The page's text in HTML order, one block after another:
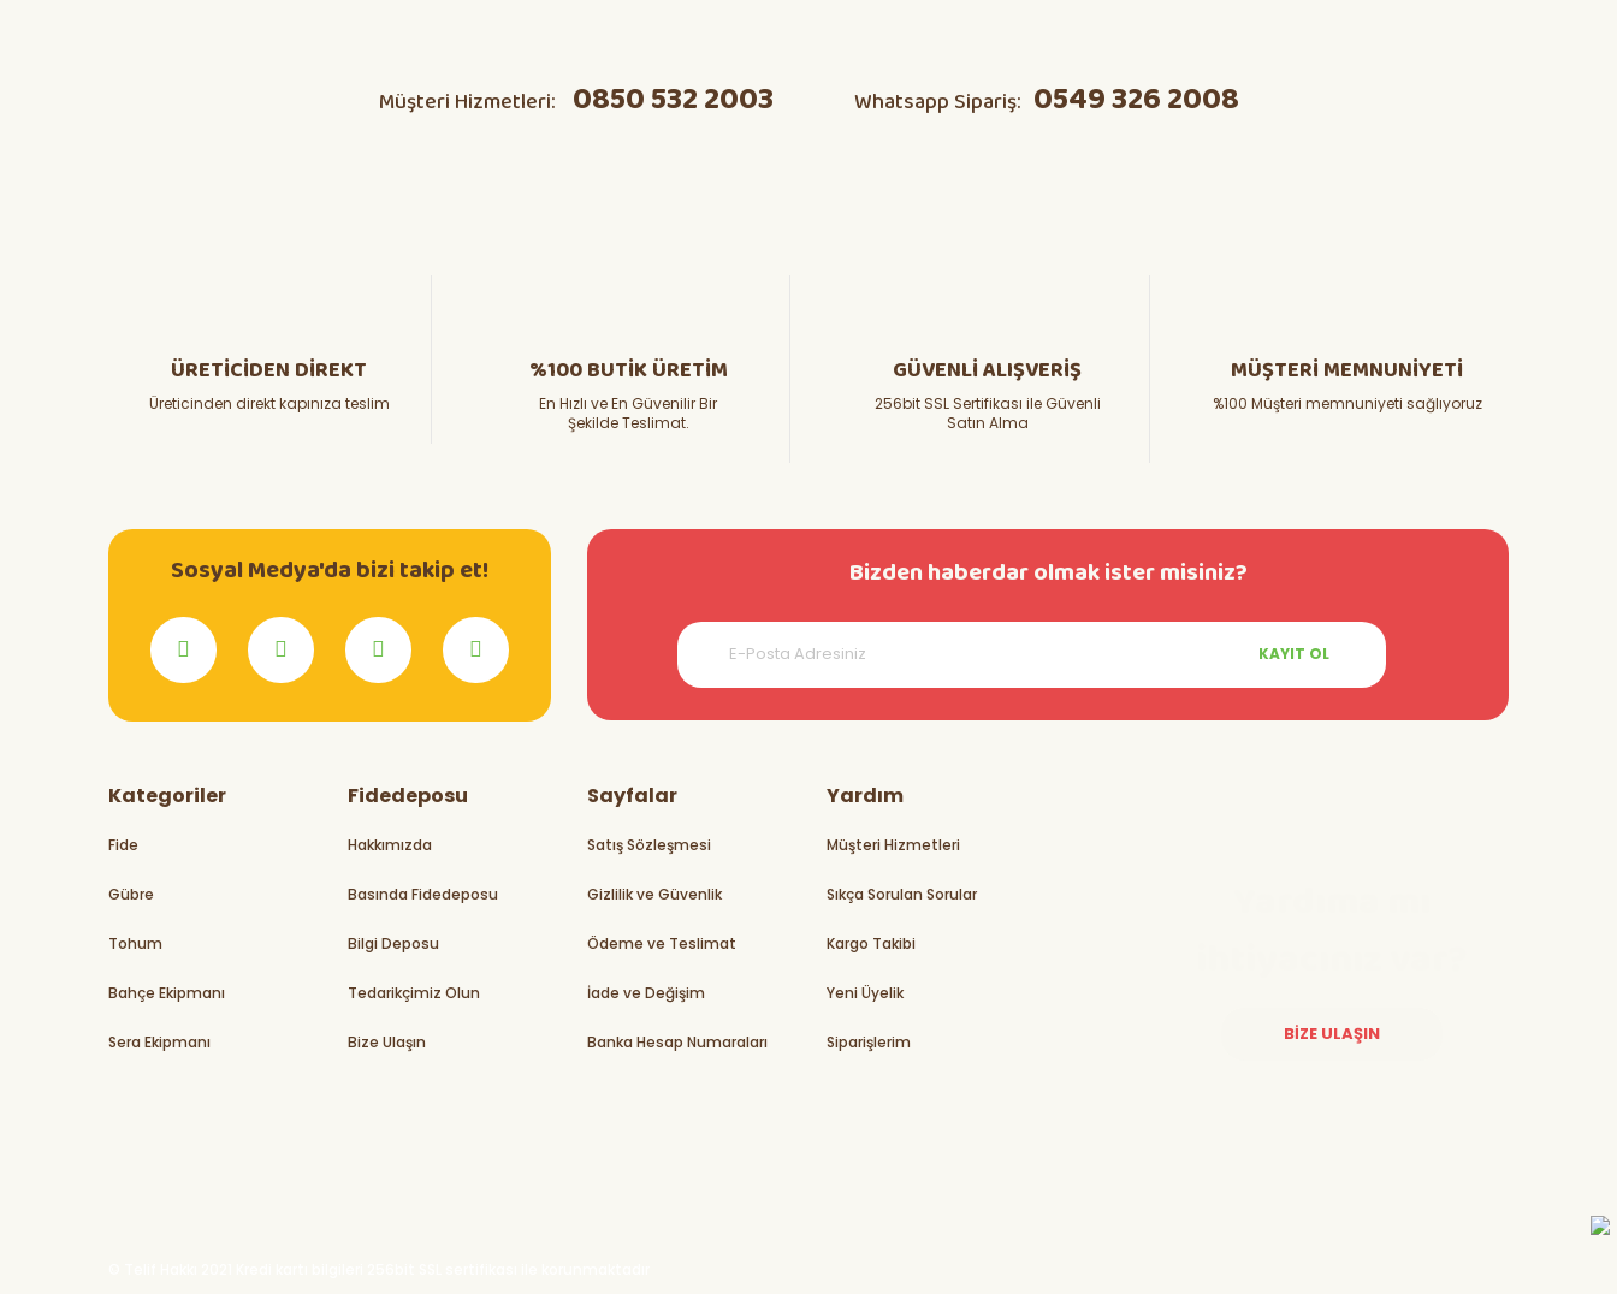
Müşteri Hizmetleri: 0850 532 2003 Whatsapp Sipariş: 0549 326 2008
ÜRETİCİDEN DİREKT
Üreticinden direkt kapınıza teslim
%100 BUTİK ÜRETİM
En Hızlı ve En Güvenilir Bir
Şekilde Teslimat.
GÜVENLİ ALIŞVERİŞ
256bit SSL Sertifikası ile Güvenli
Satın Alma
MÜŞTERİ MEMNUNİYETİ
%100 Müşteri memnuniyeti sağlıyoruz
Sosyal Medya'da bizi takip et! Bizden haberdar olmak ister misiniz?
KAYIT OL
Kategoriler
Fide
Gübre
Tohum
Bahçe Ekipmanı
Sera Ekipmanı
Fidedeposu
Hakkımızda
Basında Fidedeposu
Bilgi Deposu
Tedarikçimiz Olun
Bize Ulaşın
Sayfalar
Satış Sözleşmesi
Gizlilik ve Güvenlik
Ödeme ve Teslimat
İade ve Değişim
Banka Hesap Numaraları
Yardım
Müşteri Hizmetleri
Sıkça Sorulan Sorular
Kargo Takibi
Yeni Üyelik
Siparişlerim BİZE ULAŞIN